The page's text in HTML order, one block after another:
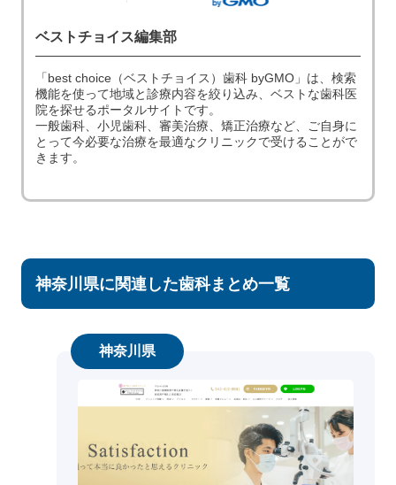
ベストチョイス編集部
「best choice（ベストチョイス）歯科 byGMO」は、検索
機能を使って地域と診療内容を絞り込み、ベストな歯科医
院を探せるポータルサイトです。
一般歯科、小児歯科、審美治療、矯正治療など、ご自身に
とって今必要な治療を最適なクリニックで受けることがで
きます。
神奈川県に関連した歯科まとめ一覧
神奈川県